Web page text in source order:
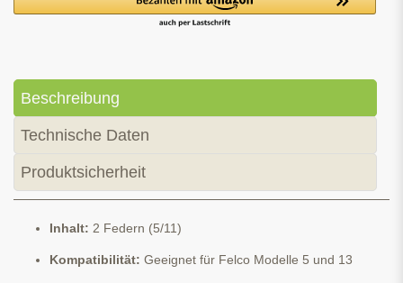
Beschreibung
Technische Daten
Produktsicherheit
Inhalt: 2 Federn (5/11)
Kompatibilität: Geeignet für Felco Modelle 5 und 13